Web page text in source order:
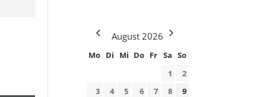
August 2026
Mo Di Mi Do Fr Sa So
1
2
3
4 5 6 7 8
9